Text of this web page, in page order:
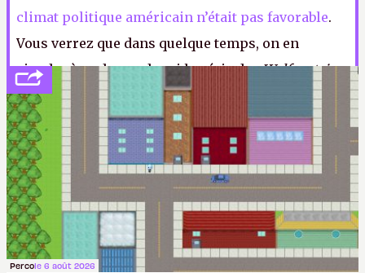
climat politique américain n’était pas favorable.
Vous verrez que dans quelque temps, on en
viendra à se demander si la série desWolfenstein,
quelque part, ne serait pas un appel à la haine
anti-nazi.
Percole 6 août 2026